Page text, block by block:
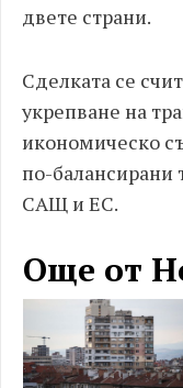
двете страни.
Сделката се
укрепване на
икономическо
по-
САЩ и ЕС.
Още от